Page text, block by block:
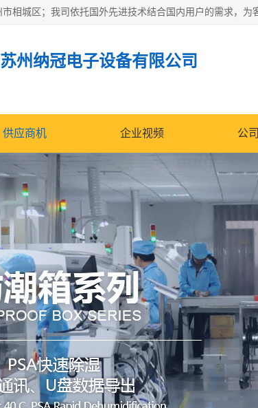
苏州纳冠电子设备有限公司
供应商机 企业视频 公